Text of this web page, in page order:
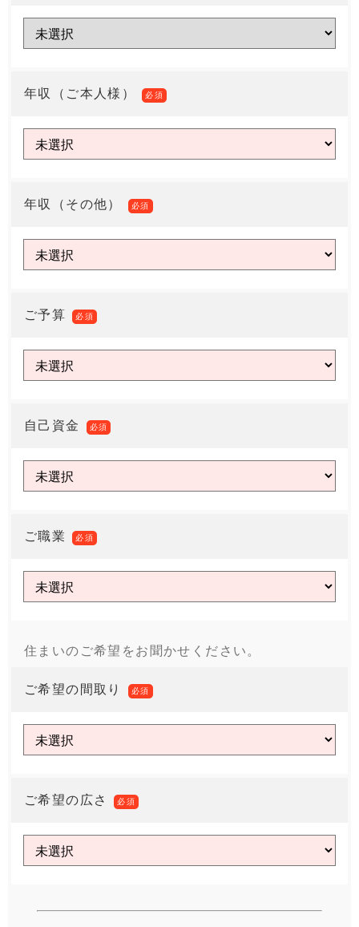
年収（ご本人様） 必須
年収（その他） 必須
ご予算 必須
自己資金 必須
ご職業 必須
住まいのご希望をお聞かせください。
ご希望の間取り 必須
ご希望の広さ 必須